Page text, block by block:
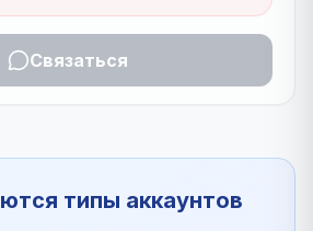
Связаться
типы аккаунтов